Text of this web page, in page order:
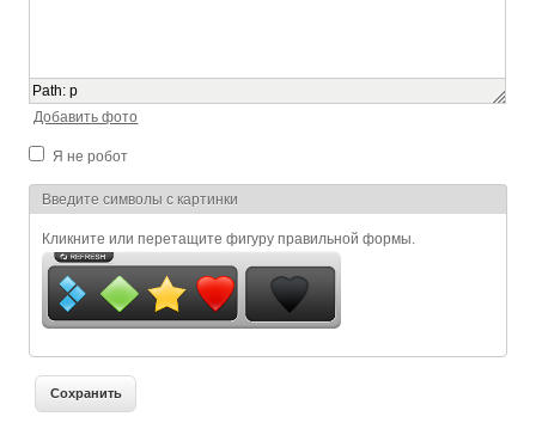
Path:p
Добавить фото
Я не робот
Я спамер
Введите символы с картинки
Кликните или перетащите фигуру правильной формы.